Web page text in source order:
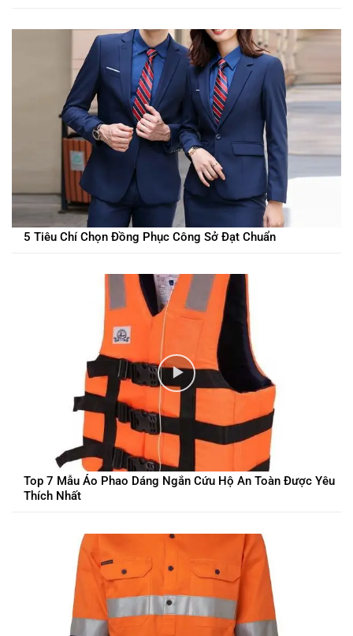
5 Tiêu Chí Chọn Đồng Phục Công Sở Đạt Chuẩn
Top 7 Mẫu Áo Phao Dáng Ngắn Cứu Hộ An Toàn Được Yêu
Thích Nhất